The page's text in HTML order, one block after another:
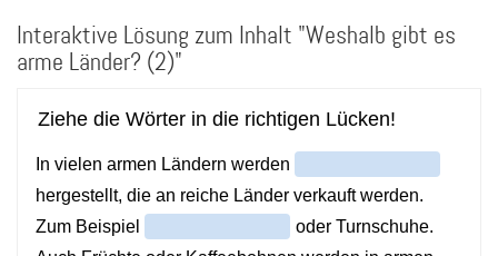
zum
Inhalt
Interaktive Lösung zum Inhalt "Weshalb gibt es
arme Länder? (2)"